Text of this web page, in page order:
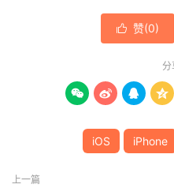
 赞(0)
分
   
iOS iPhone
上一篇